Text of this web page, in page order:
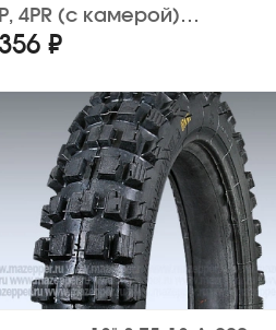
4PR (с камерой)
ИЖ, Ява (эндуро)
₽